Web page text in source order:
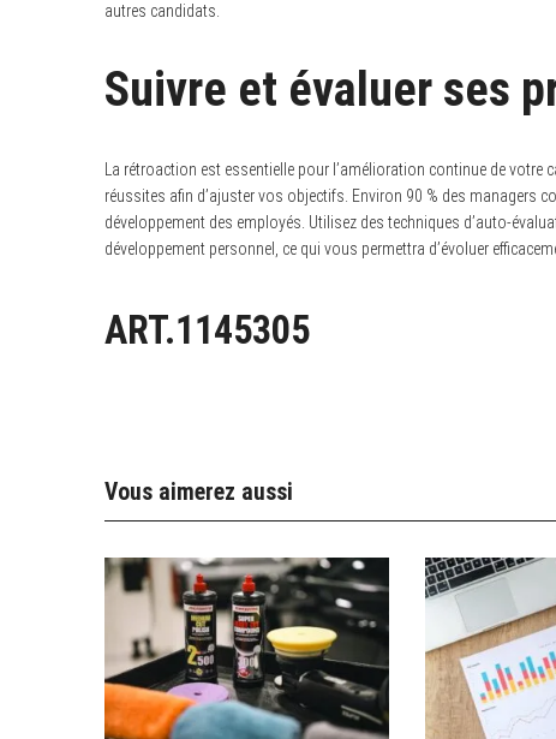
autres candidats.
Suivre et évaluer ses
La rétroaction est essentielle pour l’amélioration continue de votre
réussites afin d’ajuster vos objectifs. Environ 90 % des managers
développement des employés. Utilisez des techniques d’auto-
développement personnel, ce qui vous permettra d’évoluer
ART.1145305
Vous aimerez aussi